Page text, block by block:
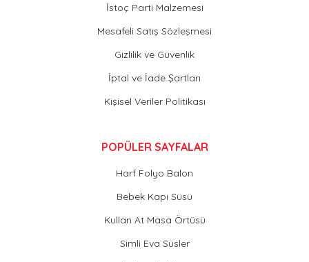
İstoç Parti Malzemesi
Mesafeli Satış Sözleşmesi
Gizlilik ve Güvenlik
İptal ve İade Şartları
Kişisel Veriler Politikası
POPÜLER SAYFALAR
Harf Folyo Balon
Bebek Kapı Süsü
Kullan At Masa Örtüsü
Simli Eva Süsler